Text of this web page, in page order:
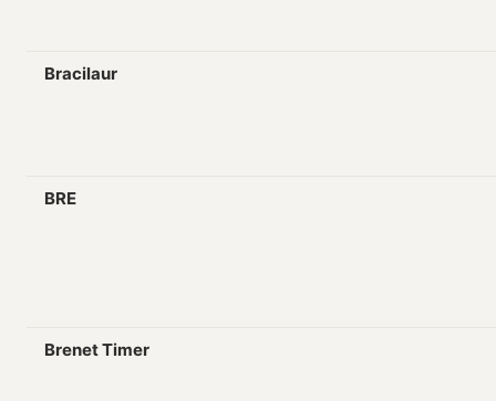
Bracilaur
BRE
Brenet Timer